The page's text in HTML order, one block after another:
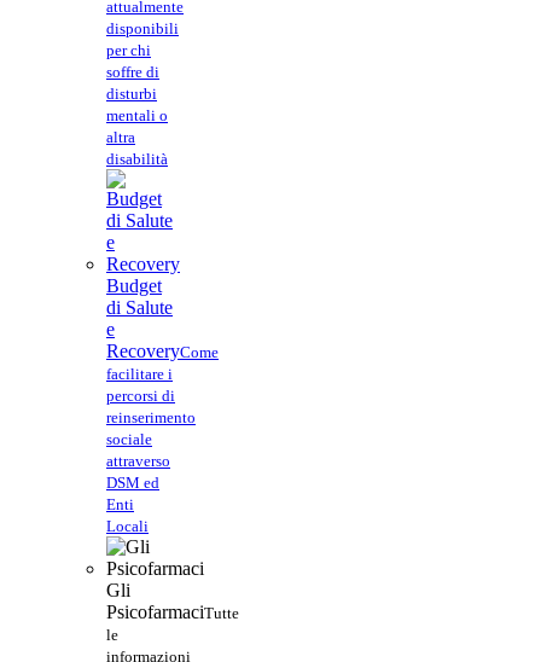
attualmente
disponibili
per chi
soffre di
disturbi
mentali o
altra
disabilità
Budget
di Salute
e
RecoveryCome
facilitare i
percorsi di
reinserimento
sociale
attraverso
DSM ed
Enti
Locali
Gli
PsicofarmaciTutte
le
informazioni